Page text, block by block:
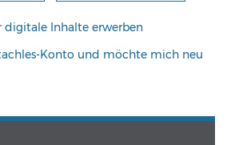
digitale Inhalte erwerben
Konto und möchte mich neu